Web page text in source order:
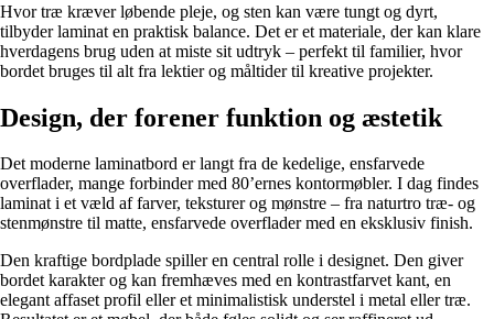
Hvor træ kræver løbende pleje, og sten kan være tungt og dyrt,
tilbyder laminat en praktisk balance. Det er et materiale, der kan klare
hverdagens brug uden at miste sit udtryk – perfekt til familier, hvor
bordet bruges til alt fra lektier og måltider til kreative projekter.
Design, der forener funktion og æstetik
Det moderne laminatbord er langt fra de kedelige, ensfarvede
overflader, mange forbinder med 80’ernes kontormøbler. I dag findes
laminat i et væld af farver, teksturer og mønstre – fra naturtro træ- og
stenmønstre til matte, ensfarvede overflader med en eksklusiv finish.
Den kraftige bordplade spiller en central rolle i designet. Den giver
bordet karakter og kan fremhæves med en kontrastfarvet kant, en
elegant affaset profil eller et minimalistisk understel i metal eller træ.